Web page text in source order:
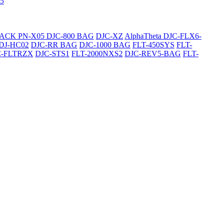
PN-X05 DJC-800 BAG DJC-XZ AlphaTheta DJC-FLX6-
HC02 DJC-RR BAG DJC-1000 BAG FLT-450SYS FLT-
FLTRZX DJC-STS1 FLT-2000NXS2 DJC-REV5-BAG FLT-